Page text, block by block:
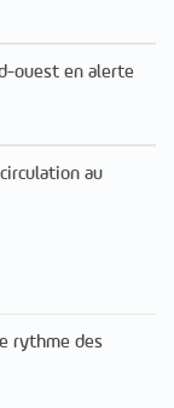
ouest en alerte
au
rythme des